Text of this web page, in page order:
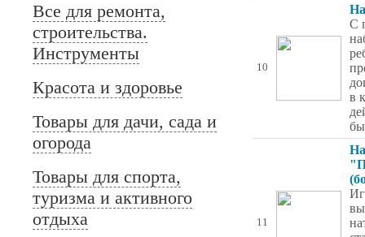
Все для ремонта,
строительства.
Инструменты
Красота и здоровье
Товары для дачи, сада и
огорода
Товары для спорта,
туризма и активного
отдыха
10
С
в
11